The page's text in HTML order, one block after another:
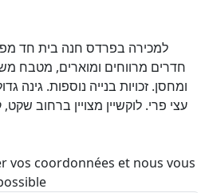
למכירה בפרדס חנה בית חד
חדרים מרווחים ומוארים, מטבח
ומחסן. זכויות בנייה נוספות. גינה
עצי פרי. לוקשיין מצויין ברחוב
vos coordonnées et nous vous